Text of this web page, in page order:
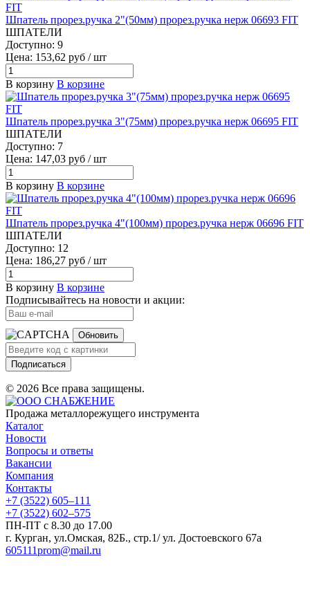
Шпатель прорез.ручка 2"(50мм) прорез.ручка нерж 06693 FIT
ШПАТЕЛИ
Доступно: 9
Цена: 153,62 руб / шт
В корзину В корзине
Шпатель прорез.ручка 3"(75мм) прорез.ручка нерж 06695 FIT
ШПАТЕЛИ
Доступно: 7
Цена: 147,03 руб / шт
В корзину В корзине
Шпатель прорез.ручка 4"(100мм) прорез.ручка нерж 06696 FIT
ШПАТЕЛИ
Доступно: 12
Цена: 186,27 руб / шт
В корзину В корзине
Подписывайтесь на новости и акции:
Обновить
Подписаться
© 2026 Все права защищены.
Продажа металлорежущего инструмента
Каталог
Новости
Вопросы и ответы
Вакансии
Компания
Контакты
+7 (3522) 605‒111
+7 (3522) 602‒575
ПН-ПТ с 8.30 до 17.00
г. Курган, ул.Омская, 82Б., стр.1/ ул. Достоевского 67а
605111prom@mail.ru